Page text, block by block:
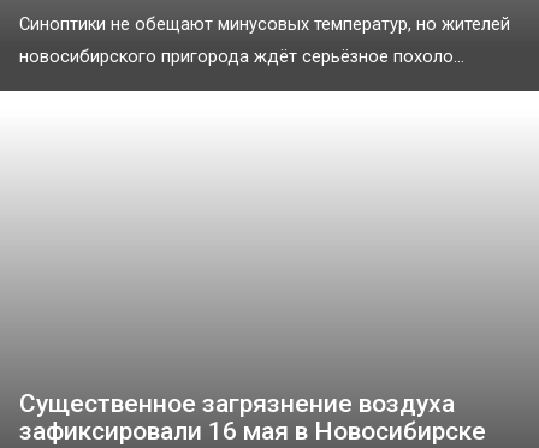
Синоптики не обещают минусовых температур, но жителей
новосибирского пригорода ждёт серьёзное похоло...
Существенное загрязнение воздуха
зафиксировали 16 мая в Новосибирске